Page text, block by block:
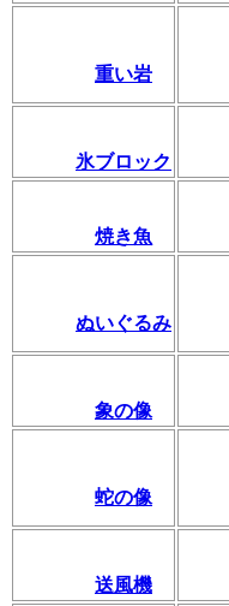
重い岩
氷ブロック
焼き魚
ぬいぐるみ
象の像
蛇の像
送風機